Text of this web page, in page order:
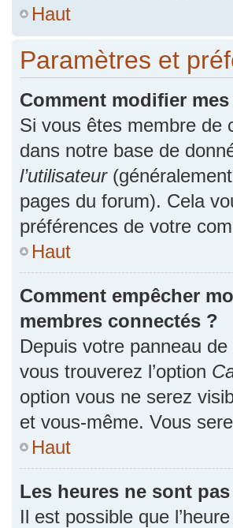
Haut
Paramètres et
Comment modifier
Si vous êtes membre de
dans notre base de
l’utilisateur
pages du forum). Cela
préférences de votre
Haut
Comment empêcher
membres connectés ?
Depuis votre panneau
vous trouverez l’option
option vous ne serez
et vous-même. Vous
Haut
Les heures ne sont
Il est possible que